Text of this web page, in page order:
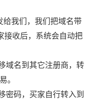
我们，我们把域名带
接收后，系统会自动把
域名到其它注册商，转
。
密码，买家自行转入到